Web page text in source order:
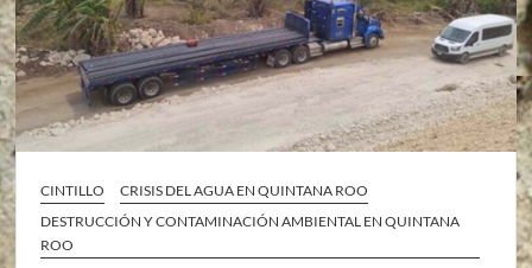
CINTILLO
CRISIS DEL AGUA EN QUINTANA ROO
DESTRUCCIÓN Y CONTAMINACIÓN AMBIENTAL EN QUINTANA
ROO